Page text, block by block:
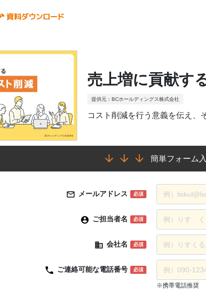
売上増に貢献す
提供元：BCホールディングス株式会社
コスト削減を行う意義を伝え、
簡単フォーム
メールアドレス 必須
ご担当者名 必須
会社名 必須
ご連絡可能な電話番号 必須
※携帯電話推奨